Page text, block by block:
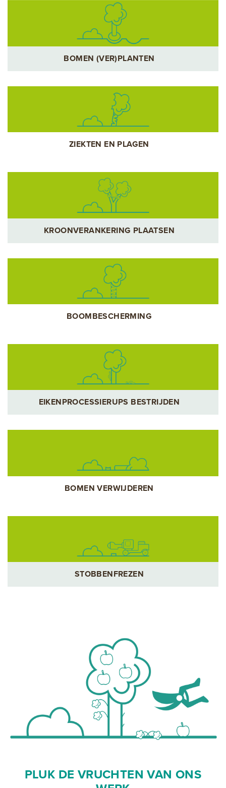
BOMEN (VER)PLANTEN
ZIEKTEN EN PLAGEN
KROONVERANKERING PLAATSEN
BOOMBESCHERMING
EIKENPROCESSIERUPS BESTRIJDEN
BOMEN VERWIJDEREN
STOBBENFREZEN
PLUK DE VRUCHTEN VAN ONS